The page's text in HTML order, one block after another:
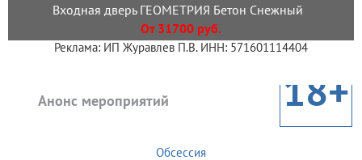
Входная дверь ГЕОМЕТРИЯ Бетон Снежный
От 31700 руб.
Реклама: ИП Журавлев П.В. ИНН: 571601114404
Анонс мероприятий 18+
Обсессия